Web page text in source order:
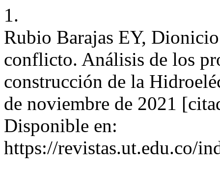
1.
Rubio Barajas EY,
conflicto. Análisis de los
construcción de la
de noviembre de 2021
Disponible en:
https://revistas.ut.edu.co/